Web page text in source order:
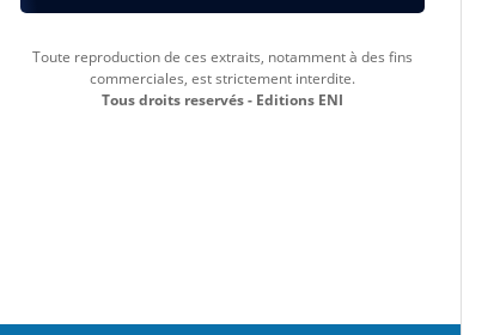
Toute reproduction de ces extraits, notamment à des fins
commerciales, est strictement interdite.
Tous droits reservés - Editions ENI